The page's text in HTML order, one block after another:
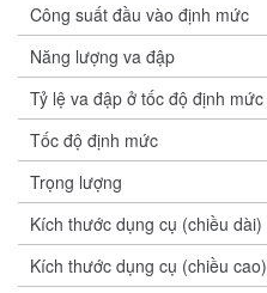
Công suất đầu vào định mức
Năng lượng va đập
Tỷ lệ va đập ở tốc độ định mức
Tốc độ định mức
Trọng lượng
Kích thước dụng cụ (chiều dài)
Kích thước dụng cụ (chiều cao)